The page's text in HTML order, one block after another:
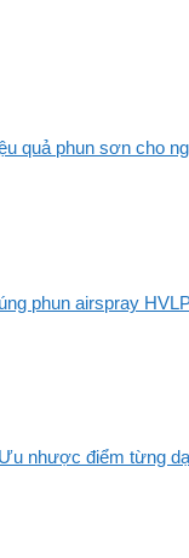
quả phun sơn cho
phun airspray
nhược điểm từng